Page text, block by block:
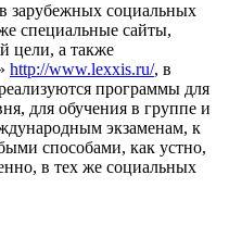
зарубежных социальных
специальные сайты,
цели, а также
http://www.lexxis.ru/, в
программы для
для обучения в группе и
экзаменам, к
способами, как устно,
в тех же социальных